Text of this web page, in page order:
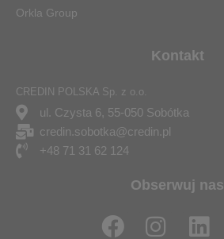
Orkla Group
Kontakt
CREDIN POLSKA Sp. z o.o.
ul. Czysta 6, 55-050 Sobótka
credin.sobotka@credin.pl
+48 71 31 62 124
Obserwuj nas
F
I
L